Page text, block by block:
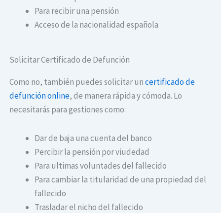
Para recibir una pensión
Acceso de la nacionalidad española
Solicitar Certificado de Defunción
Como no, también puedes solicitar uncertificado de
defunción online, de manera rápida y cómoda. Lo
necesitarás para gestiones como:
Dar de baja una cuenta del banco
Percibir la pensión por viudedad
Para ultimas voluntades del fallecido
Para cambiar la titularidad de una propiedad del
fallecido
Trasladar el nicho del fallecido